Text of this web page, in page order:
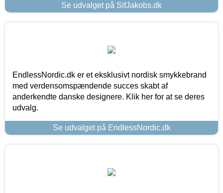
Se udvalget på SifJakobs.dk
EndlessNordic.dk er et eksklusivt nordisk smykkebrand
med verdensomspændende succes skabt af
anderkendte danske designere. Klik her for at se deres
udvalg.
Se udvalget på EndlessNordic.dk